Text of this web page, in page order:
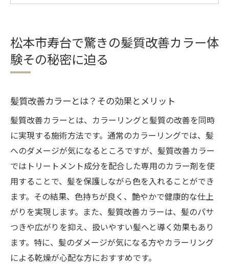
施術後のケア方法と色持ちを良くするコツ
実際に体験した人々の声
の最新トレンド
今注目の髪質改善カラーのスタイル
トレンドカラーと髪質改善の融合
松本市寿台で人気のカラー技術
個々の髪質に合わせたカラープラン
髪質改善カラーによる長持ちする美髪
髪質改善とカラーの相性を見極める
専門美容師が語る松本市寿台の髪質改善カラー
の魅力
専門家が解説する髪質改善カラーの特長
松本市寿台で驚きの髪質改善カラー体
験その秘密に迫る
髪質改善カラーとは？その効果とメリット
髪質改善カラーとは、カラーリングと髪質の改善を同時
に実現する施術方法です。通常のカラーリングでは、髪
へのダメージが気になるところですが、髪質改善カラー
ではトリートメント成分を配合した専用のカラー剤を使
用することで、髪を保護しながら色を入れることができ
ます。その結果、色持ちが良く、艶やかで健康的な仕上
がりを実現します。また、髪質改善カラーは、髪のパサ
つきや広がりを抑え、扱いやすい髪へと導く効果もあり
ます。特に、髪のダメージが気になる方やカラーリング
による乾燥が心配な方におすすめです。